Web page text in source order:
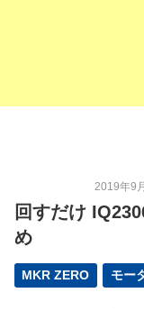
2019年9
回すだけ
め
MKR ZERO モー